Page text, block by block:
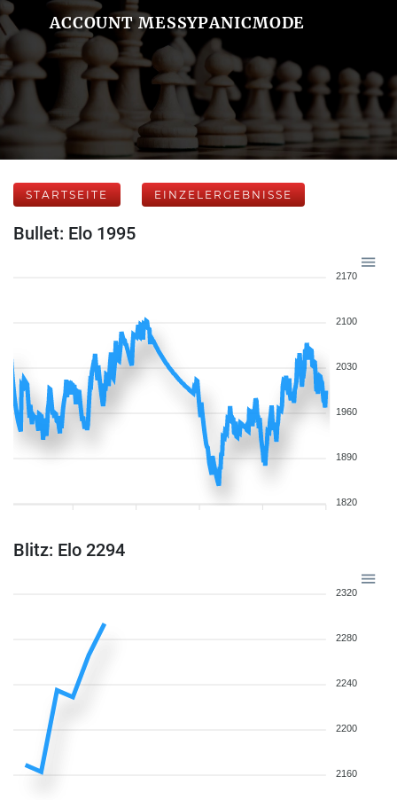
ACCOUNT MESSYPANICMODE
STARTSEITE EINZELERGEBNISSE
Bullet: Elo 1995
2170
2100
2030
1960
1890
1820
Blitz: Elo 2294
2320
2280
2240
2200
2160